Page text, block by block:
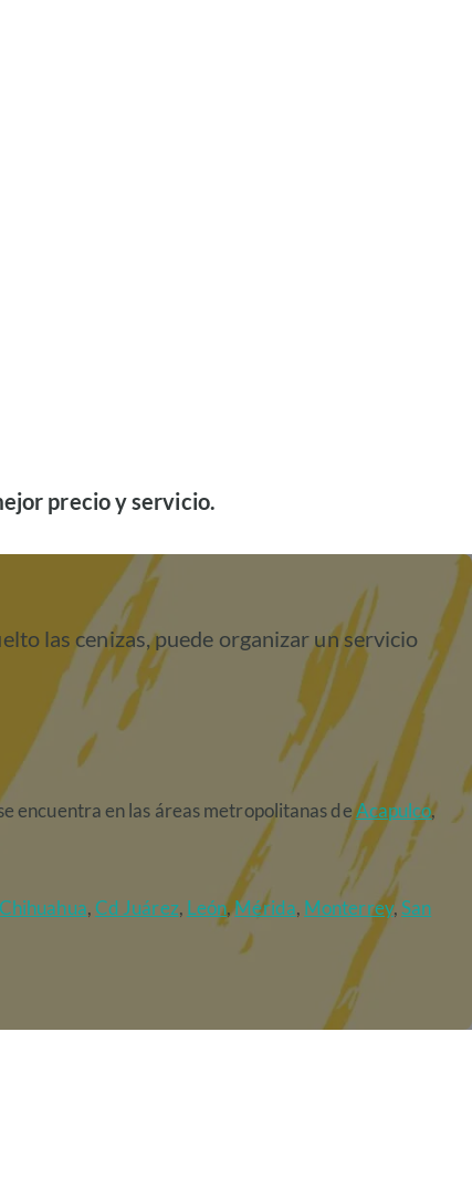
precio y servicio.
las cenizas, puede organizar un servicio
encuentra en las áreas metropolitanas deAcapulco,
Chihuahua,Cd Juárez, León,Mérida, Monterrey,San